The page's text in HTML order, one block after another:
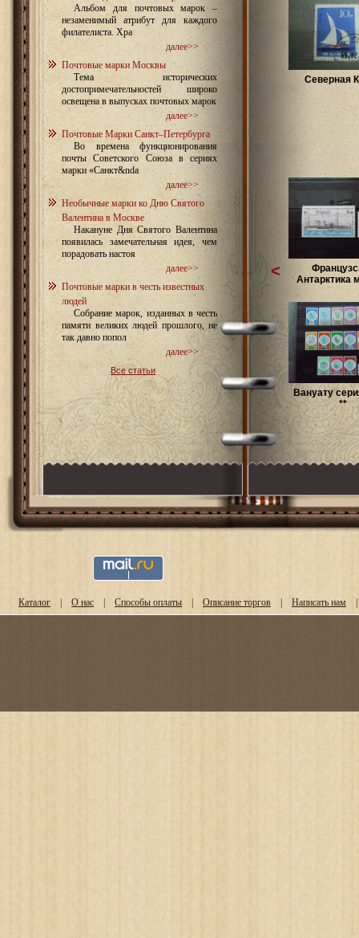
Альбом для почтовых марок –
незаменимый атрибут для каждого
филателиста. Хра
далее>>
Почтовые марки Москвы
Тема исторических
достопримечательностей широко
освещена в выпусках почтовых марок
далее>>
Почтовые Марки Санкт–Петербурга
Во времена функционирования
почты Советского Союза в сериях
марки «Санкт&nda
далее>>
Необычные марки ко Дню Святого
Валентина в Москве
Накануне Дня Святого Валентина
появилась замечательная идея, чем
порадовать настоя
далее>>
Почтовые марки в честь известных
людей
Собрание марок, изданных в честь
памяти великих людей прошлого, не
так давно попол
далее>>
Все статьи
Северная
Антарктика
Вануату
**
<
Каталог | О нас | Способы оплаты | Описание торгов | Написать нам |